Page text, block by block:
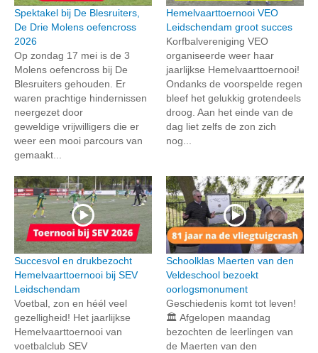
Spektakel bij De Blesruiters,
De Drie Molens oefencross
2026
Op zondag 17 mei is de 3
Molens oefencross bij De
Blesruiters gehouden. Er
waren prachtige hindernissen
neergezet door
geweldige vrijwilligers die er
weer een mooi parcours van
gemaakt...
Hemelvaarttoernooi VEO
Leidschendam groot succes
Korfbalvereniging VEO
organiseerde weer haar
jaarlijkse Hemelvaarttoernooi!
Ondanks de voorspelde regen
bleef het gelukkig grotendeels
droog. Aan het einde van de
dag liet zelfs de zon zich
nog...
Succesvol en drukbezocht
Hemelvaarttoernooi bij SEV
Leidschendam
Voetbal, zon en héél veel
gezelligheid! Het jaarlijkse
Hemelvaarttoernooi van
voetbalclub SEV
Schoolklas Maerten van den
Veldeschool bezoekt
oorlogsmonument
Geschiedenis komt tot leven!
🏛️ Afgelopen maandag
bezochten de leerlingen van
de Maerten van den